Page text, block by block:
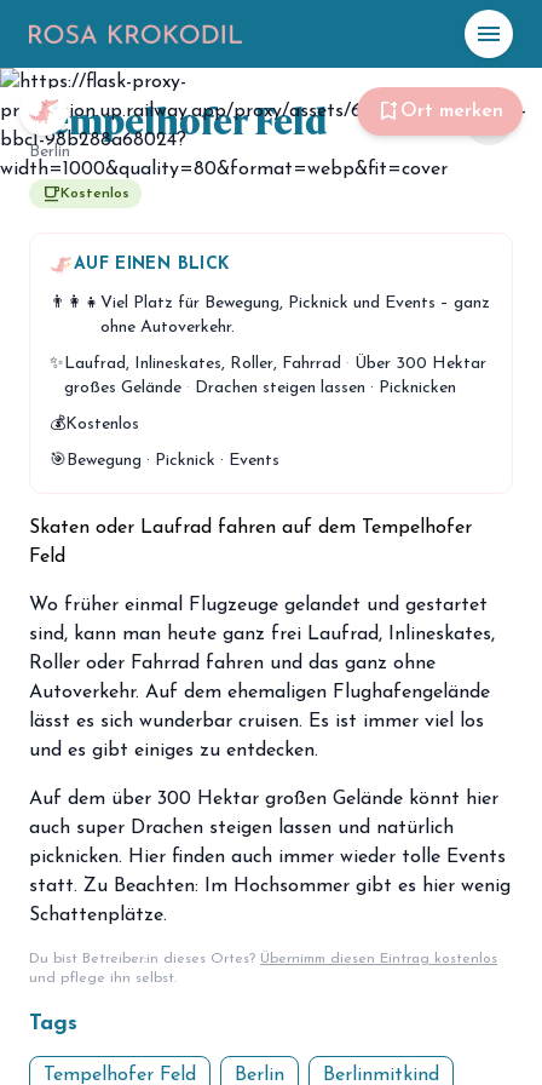
menu
☀️ Heute
Plane mit Kroki
celebration Events NEU
hiking Abenteuer
hotel Unterkünfte
menu_book Guides
map Karte
storefront
loyalty Mitgliedschaft
handshake Partnerschaft
groups Entdecker Crew
login Anmelden / Registrieren
bookmark_add Ort merken
Tempelhofer Feld
Berlin
free_breakfast Kostenlos
share
AUF EINEN BLICK
👨‍👩‍👧 Viel Platz für Bewegung, Picknick und Events – ganz
ohne Autoverkehr.
✨Laufrad, Inlineskates, Roller, Fahrrad · Über 300 Hektar
großes Gelände · Drachen steigen lassen · Picknicken
💰Kostenlos
🎯Bewegung · Picknick · Events
Skaten oder Laufrad fahren auf dem Tempelhofer
Feld
Wo früher einmal Flugzeuge gelandet und gestartet
sind, kann man heute ganz frei Laufrad, Inlineskates,
Roller oder Fahrrad fahren und das ganz ohne
Autoverkehr. Auf dem ehemaligen Flughafengelände
lässt es sich wunderbar cruisen. Es ist immer viel los
und es gibt einiges zu entdecken.
Auf dem über 300 Hektar großen Gelände könnt hier
auch super Drachen steigen lassen und natürlich
picknicken. Hier finden auch immer wieder tolle Events
statt. Zu Beachten: Im Hochsommer gibt es hier wenig
Schattenplätze.
Du bist Betreiber:in dieses Ortes? Übernimm diesen Eintrag kostenlos
und pflege ihn selbst.
Tags
Tempelhofer Feld Berlin Berlinmitkind